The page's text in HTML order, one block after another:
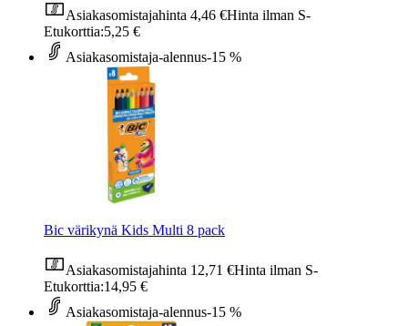
Asiakasomistajahinta 4,46 €Hinta ilman S-
Etukorttia:5,25 €
Asiakasomistaja-alennus-15 %
Bic värikynä Kids Multi 8 pack
Asiakasomistajahinta 12,71 €Hinta ilman S-
Etukorttia:14,95 €
Asiakasomistaja-alennus-15 %